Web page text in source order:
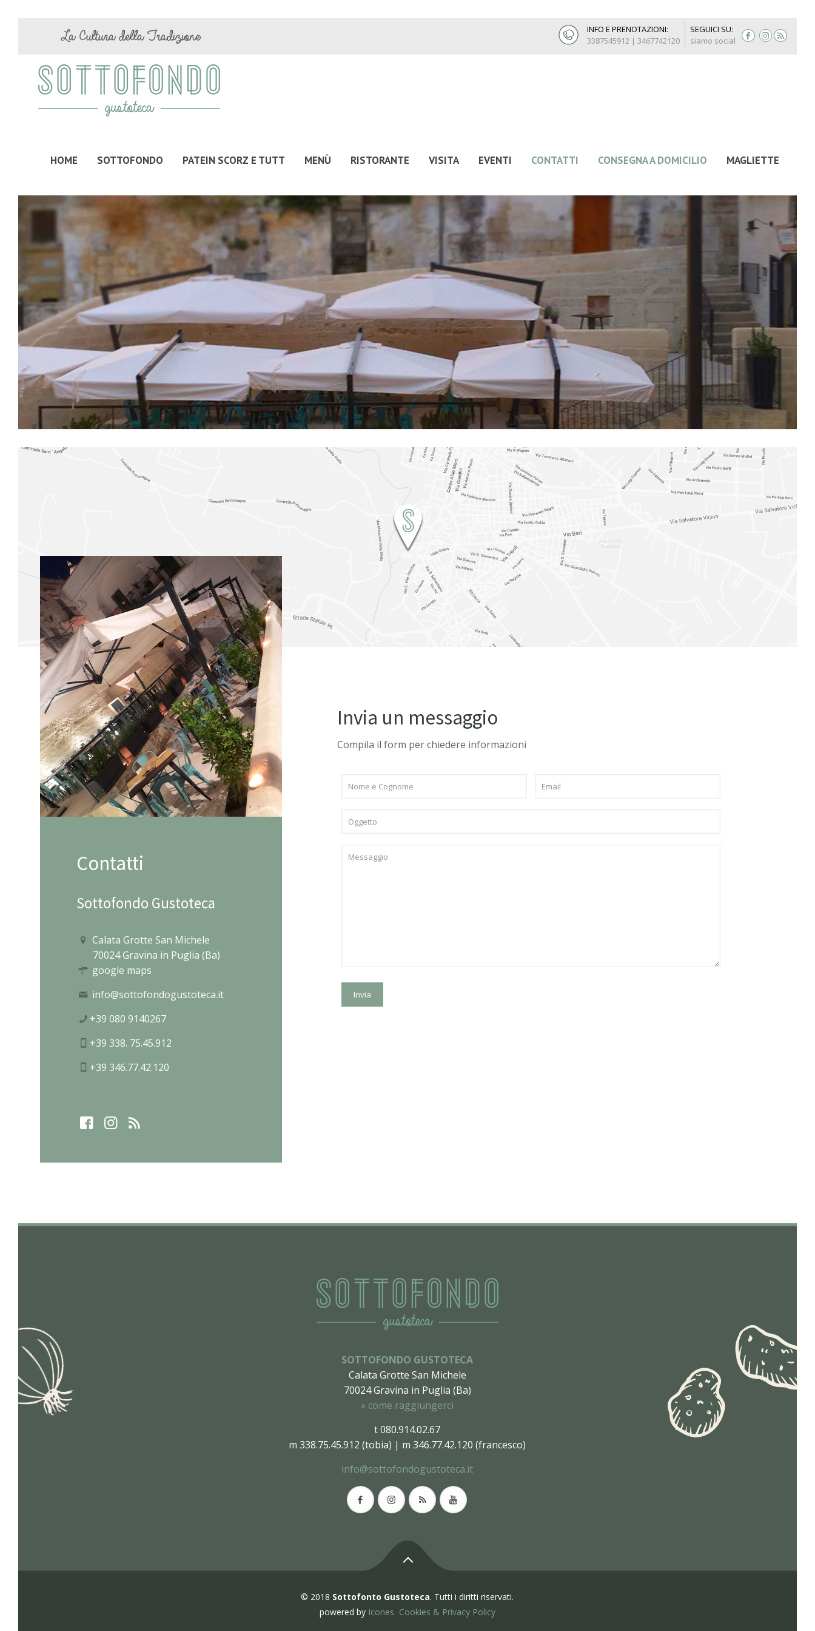
La Cultura della Tradizione
HOME SOTTOFONDO PATEIN SCORZ E TUTT MENÙ RISTORANTE VISITA EVENTI CONTATTI CONSEGNA A DOMICILIO MAGLIETTE
INFO E PRENOTAZIONI:
3387545912 | 3467742120
SEGUICI SU:
siamo social
Contatti
Sottofondo Gustoteca
Calata Grotte San Michele
70024 Gravina in Puglia (Ba)
google maps
info@sottofondogustoteca.it
+39 080 9140267
+39 338. 75.45.912
+39 346.77.42.120
Invia un messaggio
Compila il form per chiedere informazioni
SOTTOFONDO GUSTOTECA
Calata Grotte San Michele
70024 Gravina in Puglia (Ba)
» come raggiungerci
t 080.914.02.67
m 338.75.45.912 (tobia) | m 346.77.42.120 (francesco)
info@sottofondogustoteca.it
© 2018 Sottofonto Gustoteca. Tutti i diritti riservati.
powered by Icones Cookies & Privacy Policy